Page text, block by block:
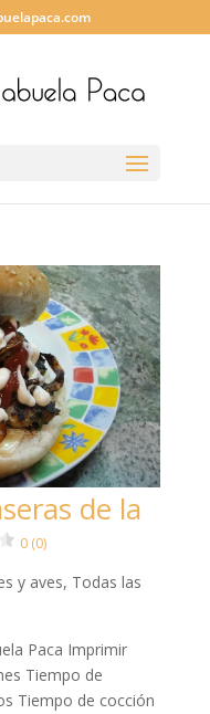
de la
0 (0)
y aves, Todas las
Paca Imprimir
Tiempo de
Tiempo de cocción